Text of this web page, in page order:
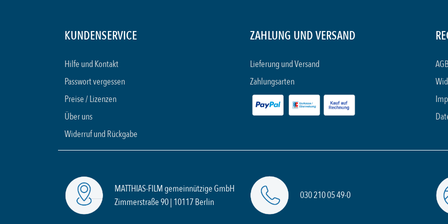
KUNDENSERVICE
Hilfe und Kontakt
Passwort vergessen
Preise / Lizenzen
Über uns
Widerruf und Rückgabe
ZAHLUNG UND VERSAND
Lieferung und Versand
Zahlungsarten
MATTHIAS-FILM gemeinnützige GmbH
Zimmerstraße 90 | 10117 Berlin
030 210 05 49-0